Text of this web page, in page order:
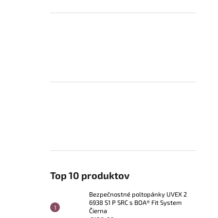
Top 10 produktov
Bezpečnostné poltopánky UVEX 2
6938 S1 P SRC s BOA® Fit System
Čierna